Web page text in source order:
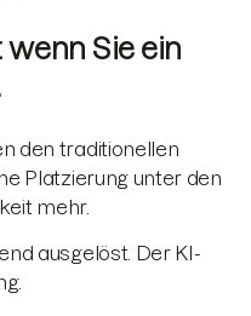
wenn Sie ein
den traditionellen
Platzierung unter den
mehr.
ausgelöst. Der KI-